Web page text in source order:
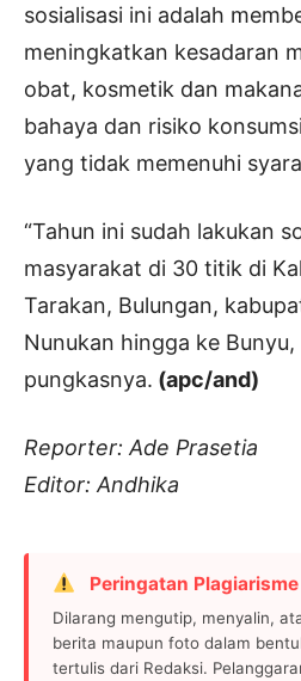
sosialisasi ini adalah
meningkatkan kesadaran
obat, kosmetik dan
bahaya dan risiko
yang tidak memenuhi
“Tahun ini sudah lakukan
masyarakat di 30 titik di
Tarakan, Bulungan,
Nunukan hingga ke Bunyu,
pungkasnya. (apc/and)
Reporter: Ade Prasetia
Editor: Andhika
Peringatan Plagiarisme
Dilarang mengutip, menyalin,
berita maupun foto dalam
tertulis dari Redaksi.